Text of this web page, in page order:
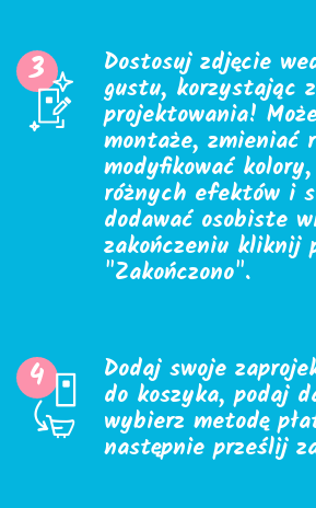
3 Dostosuj zdjęcie
gustu, korzystając
projektowania!
montaże, zmieniać
modyfikować
różnych efektów i
dodawać osobiste
zakończeniu kliknij
"Zakończono".
4 Dodaj swoje
do koszyka, podaj
wybierz metodę
następnie prześlij